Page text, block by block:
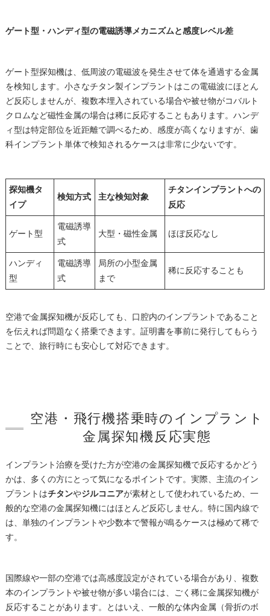
ゲート型・ハンディ型の電磁誘導メカニズムと感度レベル差
ゲート型探知機は、低周波の電磁波を発生させて体を通過する金属
を検知します。小さなチタン製インプラントはこの電磁波にほとん
ど反応しませんが、複数本埋入されている場合や被せ物がコバルト
クロムなど磁性金属の場合は稀に反応することもあります。ハンデ
ィ型は特定部位を近距離で調べるため、感度が高くなりますが、歯
科インプラント単体で検知されるケースは非常に少ないです。
探知機タ
イプ
検知方式 主な検知対象
チタンインプラントへの
反応
ゲート型
電磁誘導
式
大型・磁性金属 ほぼ反応なし
ハンディ
型
電磁誘導
式
局所の小型金属
まで
稀に反応することも
空港で金属探知機が反応しても、口腔内のインプラントであること
を伝えれば問題なく搭乗できます。証明書を事前に発行してもらう
ことで、旅行時にも安心して対応できます。
空港・飛行機搭乗時のインプラント
金属探知機反応実態
インプラント治療を受けた方が空港の金属探知機で反応するかどう
かは、多くの方にとって気になるポイントです。実際、主流のイン
プラントはチタンやジルコニアが素材として使われているため、一
般的な空港の金属探知機にはほとんど反応しません。特に国内線で
は、単独のインプラントや少数本で警報が鳴るケースは極めて稀で
す。
国際線や一部の空港では高感度設定がされている場合があり、複数
本のインプラントや被せ物が多い場合には、ごく稀に金属探知機が
反応することがあります。とはいえ、一般的な体内金属（骨折のボ